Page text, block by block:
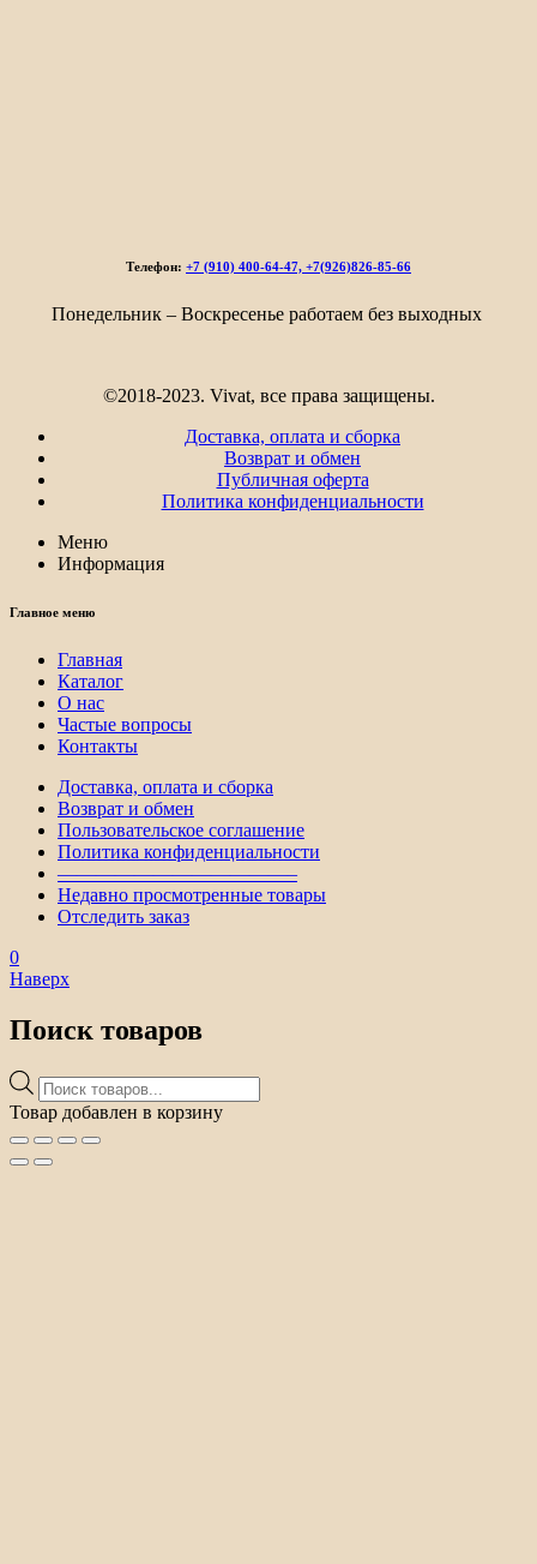
Телефон: +7 (910) 400-64-47, +7(926)826-85-66
Понедельник – Воскресенье работаем без выходных
©2018-2023. Vivat, все права защищены.
Доставка, оплата и сборка
Возврат и обмен
Публичная оферта
Политика конфиденциальности
Меню
Информация
Главное меню
Главная
Каталог
О нас
Частые вопросы
Контакты
Доставка, оплата и сборка
Возврат и обмен
Пользовательское соглашение
Политика конфиденциальности
————————————–
Недавно просмотренные товары
Отследить заказ
0
Наверх
Поиск товаров
Поиск
товаров
Товар добавлен в корзину